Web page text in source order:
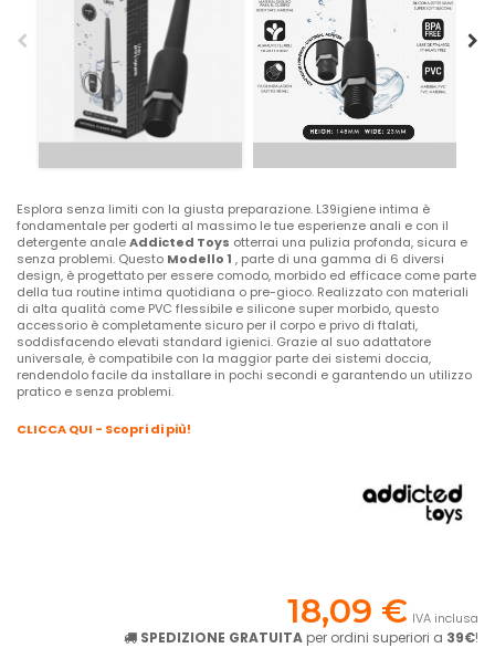
Esplora senza limiti con la giusta preparazione. L39igiene intima è
fondamentale per goderti al massimo le tue esperienze anali e con il
detergente analeAddicted Toys otterrai una pulizia profonda, sicura e
senza problemi. Questo Modello 1 , parte di una gamma di 6 diversi
design, è progettato per essere comodo, morbido ed efficace come parte
della tua routine intima quotidiana o pre-gioco. Realizzato con materiali
di alta qualità come PVC flessibile e silicone super morbido, questo
accessorio è completamente sicuro per il corpo e privo di ftalati,
soddisfacendo elevati standard igienici. Grazie al suo adattatore
universale, è compatibile con la maggior parte dei sistemi doccia,
rendendolo facile da installare in pochi secondi e garantendo un utilizzo
pratico e senza problemi.
CLICCA QUI - Scopri di più!
18,09 € IVA inclusa
SPEDIZIONE GRATUITA per ordini superiori a 39€!